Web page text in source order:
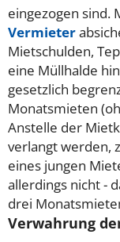
eingezogen sind.
Vermieter
Mietschulden,
eine Müllhalde
gesetzlich
Monatsmieten
Anstelle der
verlangt werden,
eines jungen
allerdings nicht -
drei
Verwahrung